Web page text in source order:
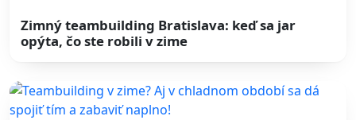
Zimný teambuilding Bratislava: keď sa jar
opýta, čo ste robili v zime